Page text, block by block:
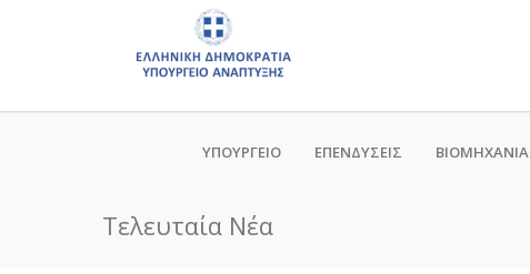
ΥΠΟΥΡΓΕΙΟ ΕΠΕΝΔΥΣΕΙΣ ΒΙΟΜΗΧΑΝΙΑ
Τελευταία Νέα